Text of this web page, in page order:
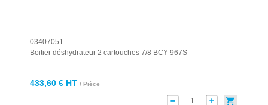
03407051
Boitier déshydrateur 2 cartouches 7/8 BCY-967S
433,60 € HT / Pièce